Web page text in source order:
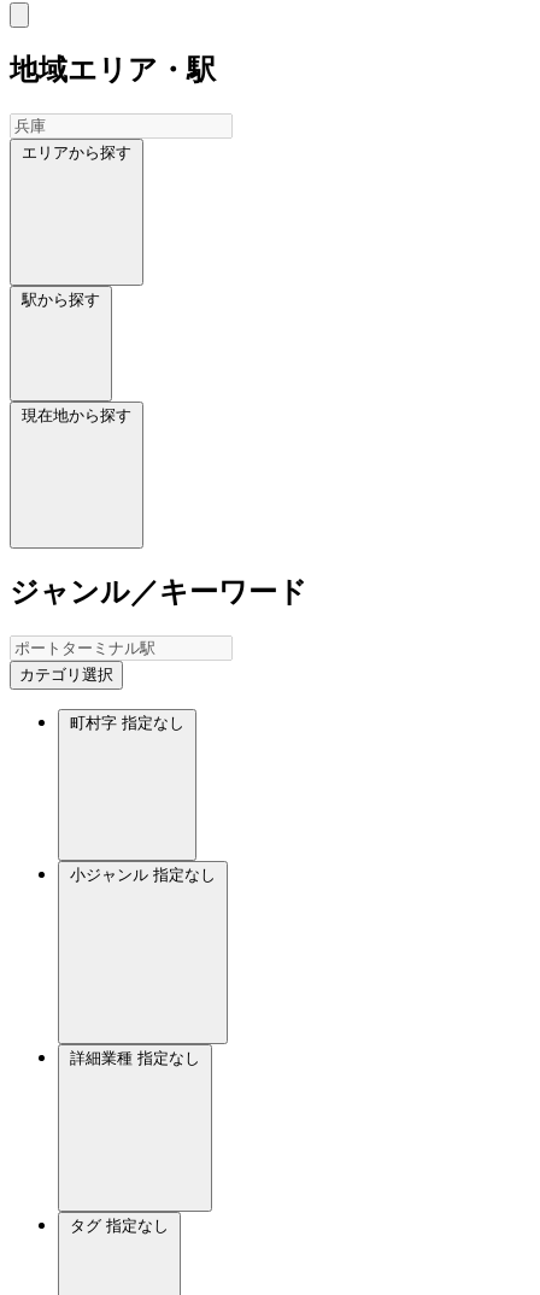
地域エリア・駅
エリアから探す
駅から探す
現在地から探す
ジャンル／キーワード
カテゴリ選択
町村字 指定なし
小ジャンル 指定なし
詳細業種 指定なし
タグ 指定なし